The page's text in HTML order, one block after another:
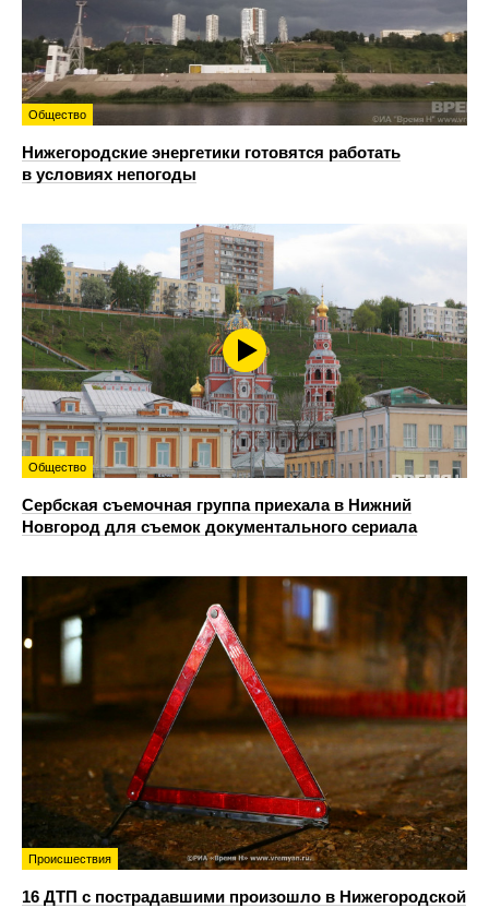
Общество
Нижегородские энергетики готовятся работать
в условиях непогоды
Общество
Сербская съемочная группа приехала в Нижний
Новгород для съемок документального сериала
Происшествия
16 ДТП с пострадавшими произошло в Нижегородской